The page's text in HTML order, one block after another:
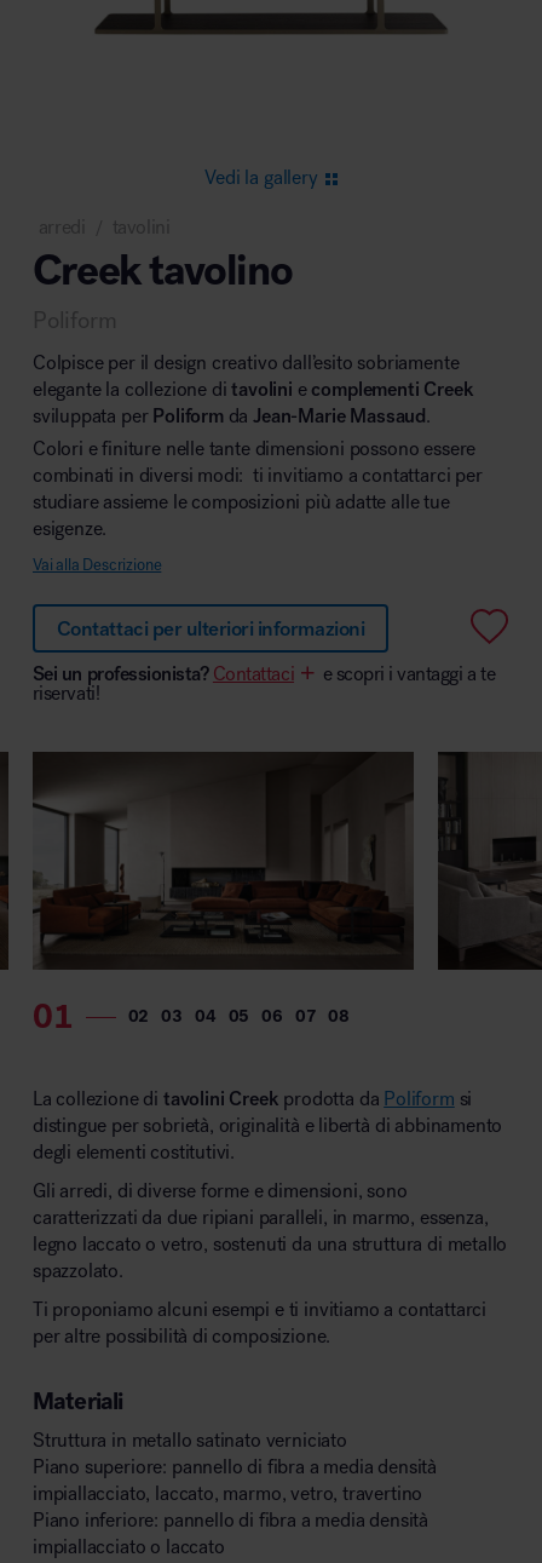
Area lounge e attesa
Area outdoor
Area hospitality
MillerKnoll
Vedi la gallery
arredi tavolini
Creek tavolino
Poliform
Colpisce per il design creativo dall’esito sobriamente
elegante la collezione ditavolini e complementi Creek
sviluppata per Poliform daJean-Marie Massaud.
Colori e finiture nelle tante dimensioni possono essere
combinati in diversi modi: ti invitiamo a contattarci per
studiare assieme le composizioni più adatte alle tue
esigenze.
Vai alla Descrizione
Contattaci per ulteriori informazioni
Sei un professionista? Contattaci
e scopri i vantaggi a te
riservati!
La collezione di tavolini Creek prodotta da Poliform si
distingue per sobrietà, originalità e libertà di abbinamento
degli elementi costitutivi.
Gli arredi, di diverse forme e dimensioni, sono
caratterizzati da due ripiani paralleli, in marmo, essenza,
legno laccato o vetro, sostenuti da una struttura di metallo
spazzolato.
Ti proponiamo alcuni esempi e ti invitiamo a contattarci
per altre possibilità di composizione.
Materiali
Struttura in metallo satinato verniciato
Piano superiore: pannello di fibra a media densità
impiallacciato, laccato, marmo, vetro, travertino
Piano inferiore: pannello di fibra a media densità
impiallacciato o laccato